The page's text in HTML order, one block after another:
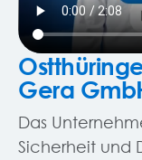
Gera
Das
Sicherheit und